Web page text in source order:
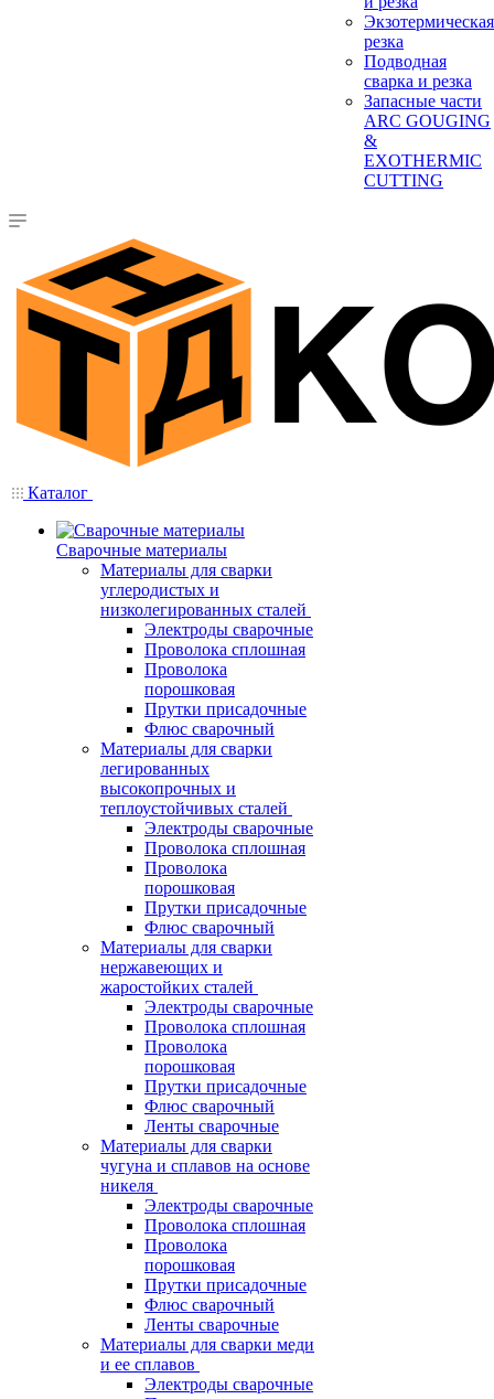
Экзотермическая
резка
Подводная
сварка и резка
Запасные части
ARC GOUGING
&
EXOTHERMIC
CUTTING
Каталог
Сварочные материалы
Материалы для сварки
углеродистых и
низколегированных сталей
Электроды сварочные
Проволока сплошная
Проволока
порошковая
Прутки присадочные
Флюс сварочный
Материалы для сварки
легированных
высокопрочных и
теплоустойчивых сталей
Электроды сварочные
Проволока сплошная
Проволока
порошковая
Прутки присадочные
Флюс сварочный
Материалы для сварки
нержавеющих и
жаростойких сталей
Электроды сварочные
Проволока сплошная
Проволока
порошковая
Прутки присадочные
Флюс сварочный
Ленты сварочные
Материалы для сварки
чугуна и сплавов на основе
никеля
Электроды сварочные
Проволока сплошная
Проволока
порошковая
Прутки присадочные
Флюс сварочный
Ленты сварочные
Материалы для сварки меди
и ее сплавов
Электроды сварочные